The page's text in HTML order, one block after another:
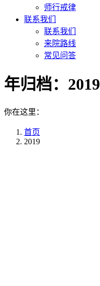
师行戒律
联系我们
联系我们
来院路线
常见问答
年归档： 2019
你在这里：
首页
2019